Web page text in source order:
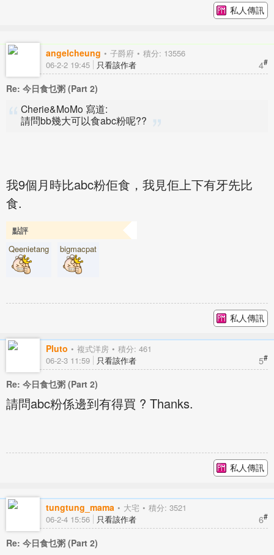
私人傳訊
angelcheung 子爵府 積分: 13556
4#
06-2-2 19:45 只看該作者
Re: 今日食乜粥 (Part 2)
Cherie&MoMo 寫道:
請問bb幾大可以食abc粉呢??
我9個月時比abc粉佢食，我見佢上下有牙先比
食.
點評
Qeenietang
bigmacpat
私人傳訊
Pluto 複式洋房 積分: 461
5#
06-2-3 11:59 只看該作者
Re: 今日食乜粥 (Part 2)
請問abc粉係邊到有得買 ? Thanks.
私人傳訊
tungtung_mama 大宅 積分: 3521
6#
06-2-4 15:56 只看該作者
Re: 今日食乜粥 (Part 2)